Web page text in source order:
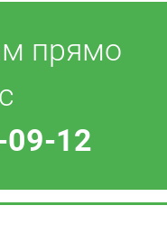
прямо
09-12